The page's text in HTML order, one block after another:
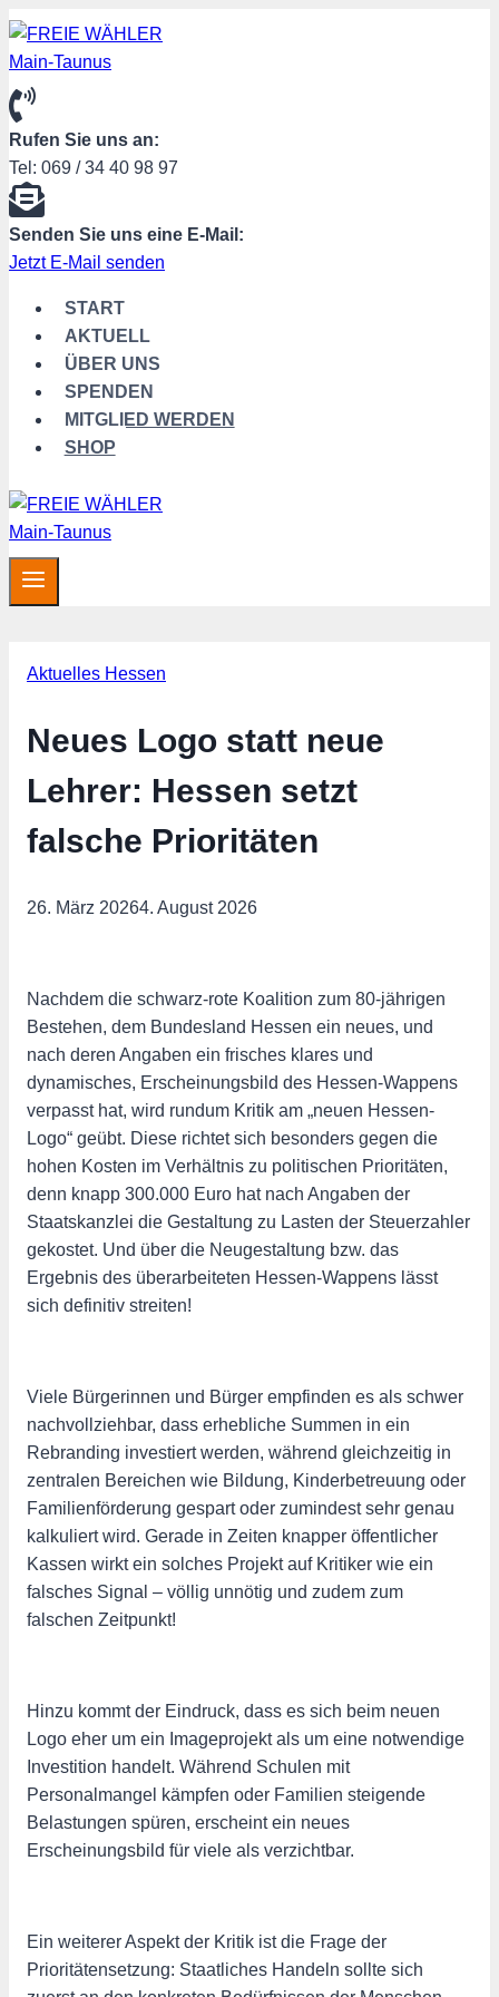
Zum
Rufen Sie uns an:
Tel: 069 / 34 40 98 97
Senden Sie uns eine E-Mail:
Jetzt E-Mail senden
START
AKTUELL
ÜBER UNS
SPENDEN
MITGLIED WERDEN
SHOP
Aktuelles Hessen
Neues Logo statt neue
Lehrer: Hessen setzt
falsche Prioritäten
26. März 20264. August 2026
Nachdem die schwarz-rote Koalition zum 80-jährigen
Bestehen, dem Bundesland Hessen ein neues, und
nach deren Angaben ein frisches klares und
dynamisches, Erscheinungsbild des Hessen-Wappens
verpasst hat, wird rundum Kritik am „neuen Hessen-
Logo“ geübt. Diese richtet sich besonders gegen die
hohen Kosten im Verhältnis zu politischen Prioritäten,
denn knapp 300.000 Euro hat nach Angaben der
Staatskanzlei die Gestaltung zu Lasten der Steuerzahler
gekostet. Und über die Neugestaltung bzw. das
Ergebnis des überarbeiteten Hessen-Wappens lässt
sich definitiv streiten!
Viele Bürgerinnen und Bürger empfinden es als schwer
nachvollziehbar, dass erhebliche Summen in ein
Rebranding investiert werden, während gleichzeitig in
zentralen Bereichen wie Bildung, Kinderbetreuung oder
Familienförderung gespart oder zumindest sehr genau
kalkuliert wird. Gerade in Zeiten knapper öffentlicher
Kassen wirkt ein solches Projekt auf Kritiker wie ein
falsches Signal – völlig unnötig und zudem zum
falschen Zeitpunkt!
Hinzu kommt der Eindruck, dass es sich beim neuen
Logo eher um ein Imageprojekt als um eine notwendige
Investition handelt. Während Schulen mit
Personalmangel kämpfen oder Familien steigende
Belastungen spüren, erscheint ein neues
Erscheinungsbild für viele als verzichtbar.
Ein weiterer Aspekt der Kritik ist die Frage der
Prioritätensetzung: Staatliches Handeln sollte sich